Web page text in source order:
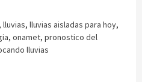
, lluvias, lluvias aisladas para hoy,
, onamet, pronostico del
lluvias